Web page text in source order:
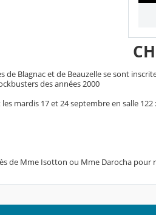
de Blagnac et de Beauzelle se sont
des années 2000
mardis 17 et 24 septembre en salle 122 :
de Mme Isotton ou Mme Darocha pour